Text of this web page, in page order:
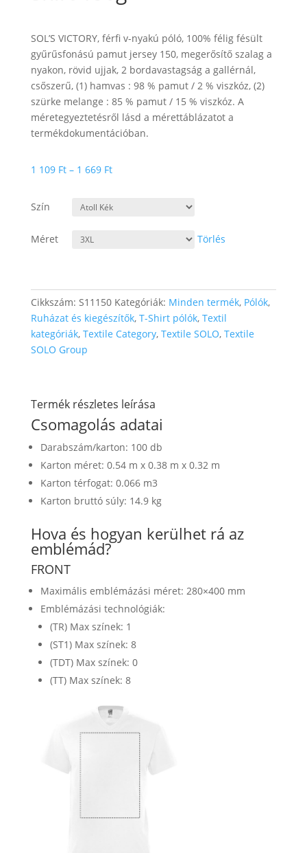
SOL’S VICTORY, férfi v-nyakú póló, 100% félig fésült
gyűrűsfonású pamut jersey 150, megerősítő szalag a
nyakon, rövid ujjak, 2 bordavastagság a gallérnál,
csőszerű, (1) hamvas : 98 % pamut / 2 % viszkóz, (2)
szürke melange : 85 % pamut / 15 % viszkóz. A
méretegyeztetésről lásd a mérettáblázatot a
termékdokumentációban.
1 109 Ft – 1 669 FtÁrtartomány:
Szín
Méret Törlés
Cikkszám: S11150 Kategóriák: Minden termék, Pólók,
Ruházat és kiegészítők, T-Shirt pólók, Textil
kategóriák, Textile Category, Textile SOLO, Textile
SOLO Group
Termék részletes leírása
Csomagolás adatai
Darabszám/karton: 100 db
Karton méret: 0.54 m x 0.38 m x 0.32 m
Karton térfogat: 0.066 m3
Karton bruttó súly: 14.9 kg
Hova és hogyan kerülhet rá az
emblémád?
FRONT
Maximális emblémázási méret: 280×400 mm
Emblémázási technológiák:
(TR) Max színek: 1
(ST1) Max színek: 8
(TDT) Max színek: 0
(TT) Max színek: 8